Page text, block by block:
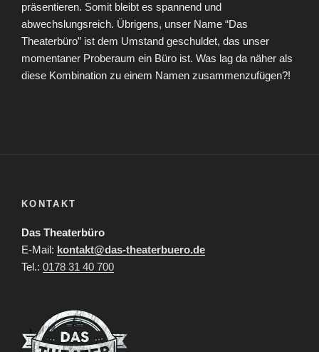
präsentieren. Somit bleibt es spannend und
abwechslungsreich. Übrigens, unser Name “Das
Theaterbüro” ist dem Umstand geschuldet, das unser
momentaner Proberaum ein Büro ist. Was lag da näher als
diese Kombination zu einem Namen zusammenzufügen?!
KONTAKT
Das Theaterbüro
E-Mail: kontakt@das-theaterbuero.de
Tel.: 0178 31 40 700